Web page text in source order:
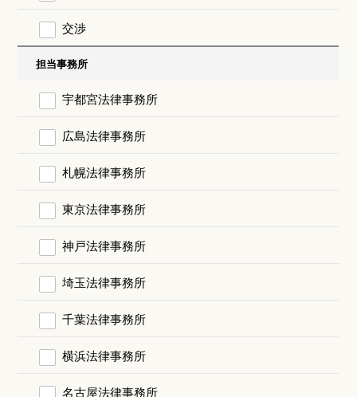
交渉
担当事務所
宇都宮法律事務所
広島法律事務所
札幌法律事務所
東京法律事務所
神戸法律事務所
埼玉法律事務所
千葉法律事務所
横浜法律事務所
名古屋法律事務所